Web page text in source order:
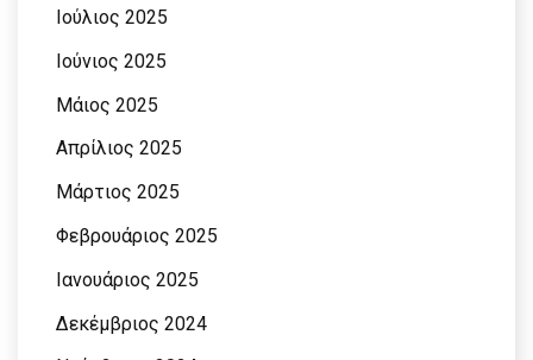
Ιούλιος 2025
Ιούνιος 2025
Μάιος 2025
Απρίλιος 2025
Μάρτιος 2025
Φεβρουάριος 2025
Ιανουάριος 2025
Δεκέμβριος 2024